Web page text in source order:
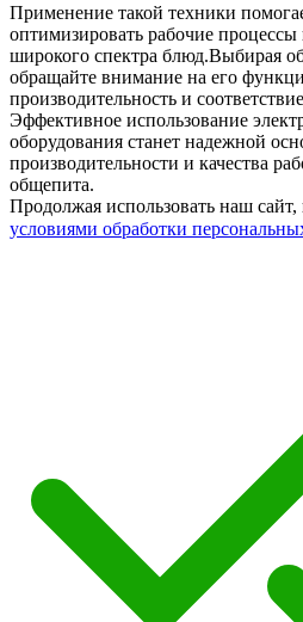
Применение такой техники
оптимизировать рабочие
широкого спектра блюд.Выбирая
обращайте внимание на его
производительность и
Эффективное использование
оборудования станет надежной
производительности и качества
общепита.
Продолжая использовать наш сайт,
условиями обработки